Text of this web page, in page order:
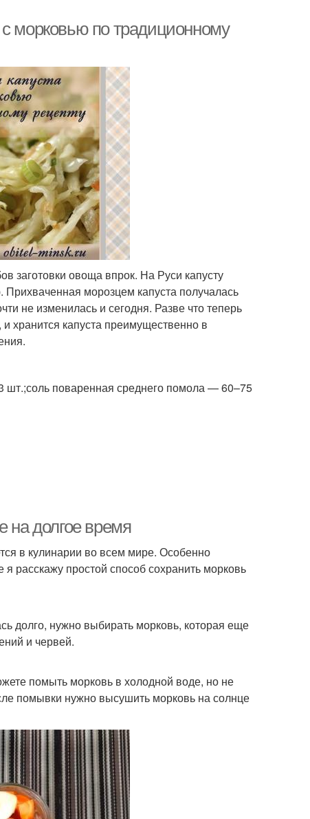
морковью по традиционному
заготовки овоща впрок. На Руси капусту
морозцем капуста получалась
не изменилась и сегодня. Разве что теперь
хранится капуста преимущественно в
шт.;соль поваренная среднего помола — 60–75
на долгое время
в кулинарии во всем мире. Особенно
расскажу простой способ сохранить морковь
долго, нужно выбирать морковь, которая еще
и червей.
помыть морковь в холодной воде, но не
помывки нужно высушить морковь на солнце